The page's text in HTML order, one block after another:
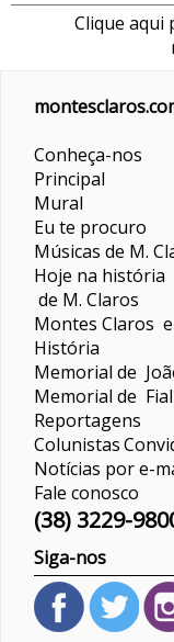
Clique aqui
Conheça-nos
Principal
Mural
Eu te procuro
Músicas de M.
Hoje na história
de M. Claros
Montes Claros
História
Memorial de
Memorial de
Reportagens
Colunistas
Notícias por e-
Fale conosco
(38) 3229-
Siga-nos